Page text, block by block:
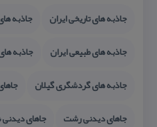
جاذبه های تاریخی ایران
جاذبه
جاذبه های طبیعی ایران
جاذبه
جاذبه های گردشگری گیلان
جاهای دیدنی رشت
جاهای